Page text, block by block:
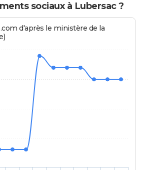
sociaux à Lubersac ?
d'après le ministère de la